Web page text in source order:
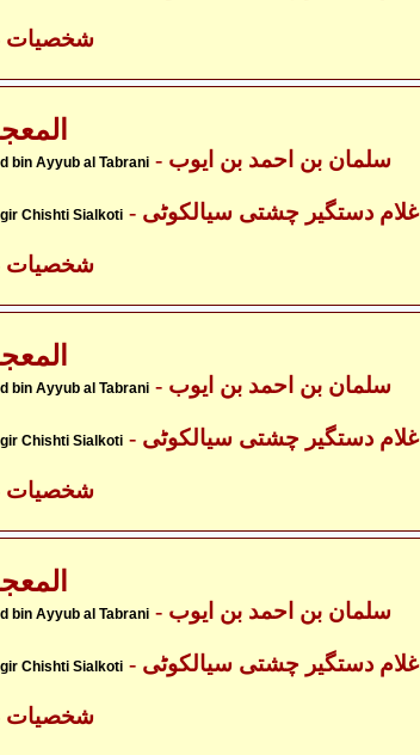
- شخصیات
bin Ayyub al Tabrani - سلمان بن احمد بن ایوب
Chishti Sialkoti - غلام دستگیر چشتی سیالکوٹی
- شخصیات
bin Ayyub al Tabrani - سلمان بن احمد بن ایوب
Chishti Sialkoti - غلام دستگیر چشتی سیالکوٹی
- شخصیات
bin Ayyub al Tabrani - سلمان بن احمد بن ایوب
Chishti Sialkoti - غلام دستگیر چشتی سیالکوٹی
- شخصیات